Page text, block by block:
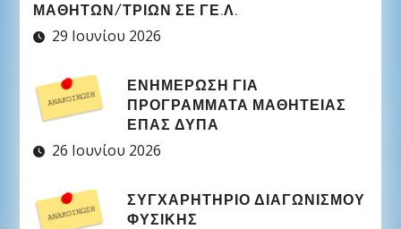
ΑΘΗΤΏΝ/ΤΡΙΏΝ ΣΕ ΓΕ.Λ.
29 Ιουνίου 2026
ΕΝΗΜΕΡΩΣΗ ΓΙΑ
ΠΡΟΓΡΑΜΜΑΤΑ ΜΑΘΗΤΕΙΑΣ
ΕΠΑΣ ΔΥΠΑ
26 Ιουνίου 2026
ΣΥΓΧΑΡΗΤΉΡΙΟ ΔΙΑΓΩΝΙΣΜΟΎ
ΦΥΣΙΚΉΣ